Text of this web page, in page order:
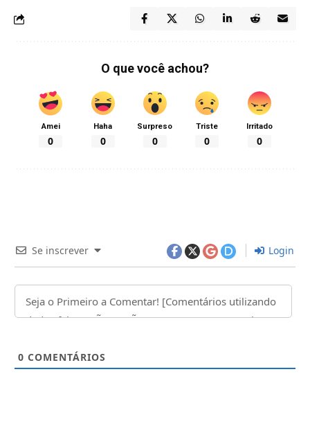
O que você achou?
Amei
0
Haha
0
Surpreso
0
Triste
0
Irritado
0
Se inscrever Login
0 COMENTÁRIOS